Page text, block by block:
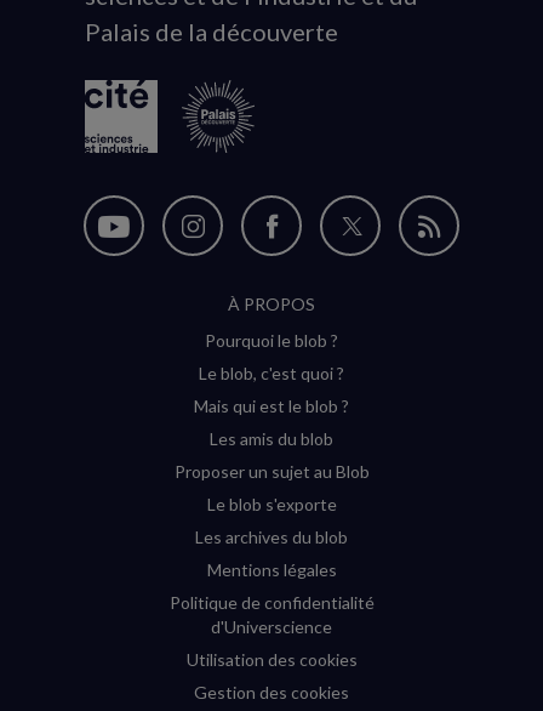
logo
Palais de la découverte
Nous
Nous
Instagram
(nouvelle
Nous
sur
Facebook
(nouvelle
Nous
Flux
À PROPOS
Pourquoi le blob ?
Le blob, c'est quoi ?
Mais qui est le blob ?
Les amis du blob
Proposer un sujet au Blob
Le blob s'exporte
Les archives du blob
Mentions légales
Politique de confidentialité
d'Universcience
Utilisation des cookies
Gestion des cookies